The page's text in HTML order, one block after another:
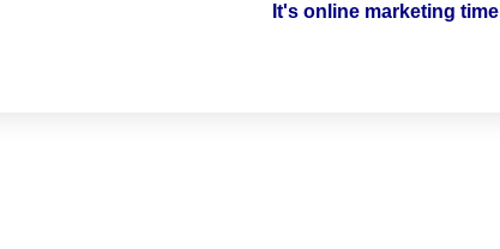
It's online marketing time